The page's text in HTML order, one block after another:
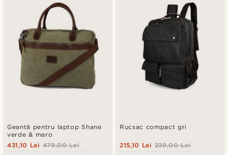
Geantă pentru laptop Shane
verde & maro
479,00 Lei
431,10 Lei
Rucsac compact gri
239,00 Lei
215,10 Lei